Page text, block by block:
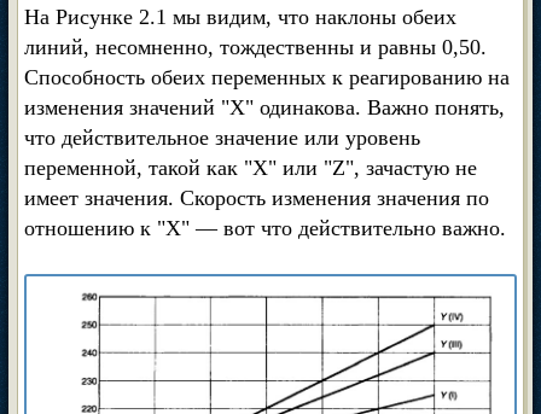
На Рисунке 2.1 мы видим, что наклоны обеих
линий, несомненно, тождественны и равны 0,50.
Способность обеих переменных к реагированию на
изменения значений "X" одинакова. Важно понять,
что действительное значение или уровень
переменной, такой как "X" или "Z", зачастую не
имеет значения. Скорость изменения значения по
отношению к "X" — вот что действительно важно.